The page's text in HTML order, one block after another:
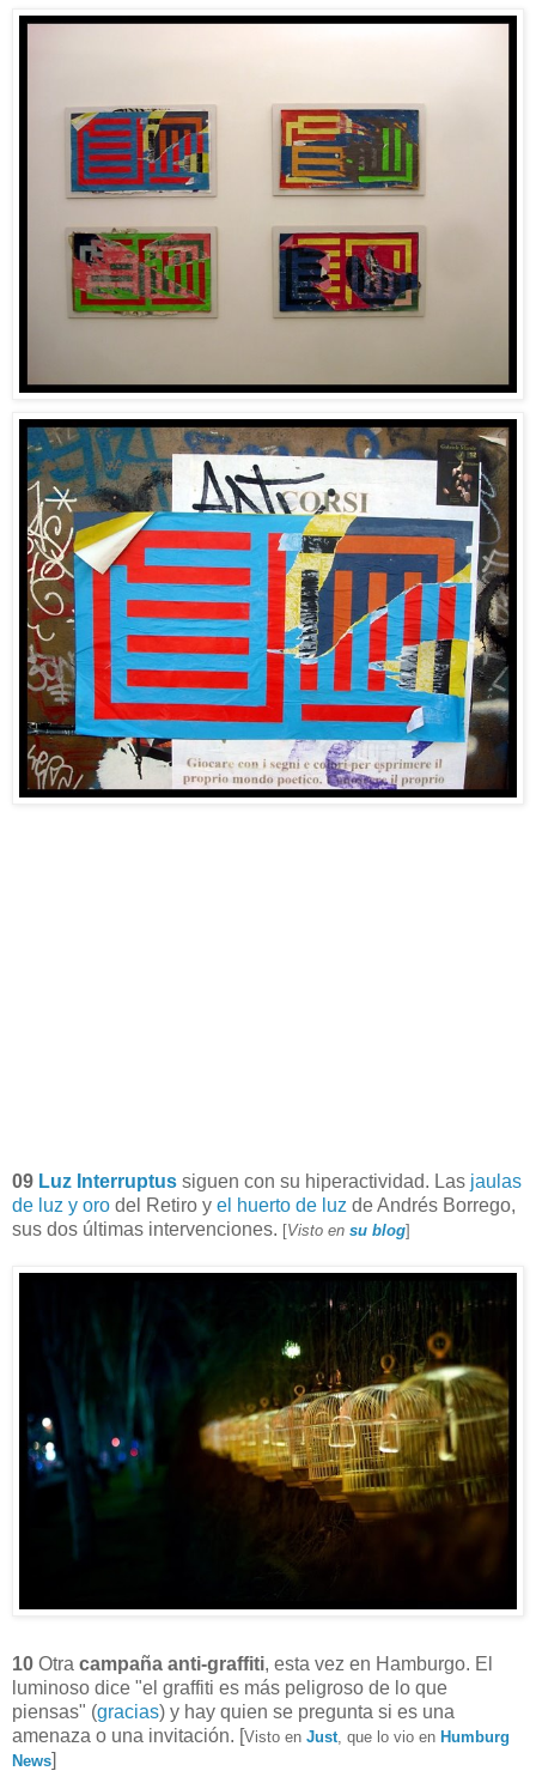
09 Luz Interruptus siguen con su hiperactividad. Las jaulas
de luz y oro del Retiro y el huerto de luz de Andrés Borrego,
sus dos últimas intervenciones. [Visto en su blog]
10 Otra campaña anti-graffiti, esta vez en Hamburgo. El
luminoso dice "el graffiti es más peligroso de lo que
piensas" (gracias) y hay quien se pregunta si es una
amenaza o una invitación. [Visto en Just, que lo vio en Humburg
News]